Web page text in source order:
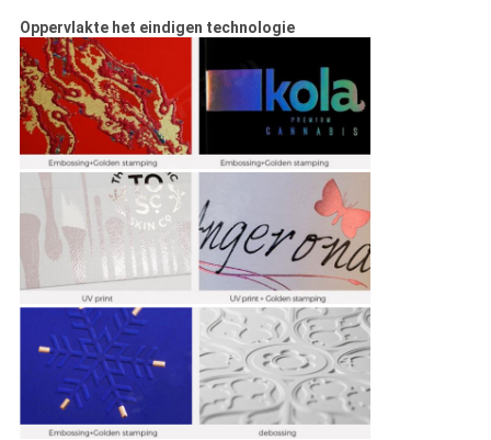
Oppervlakte het eindigen technologie